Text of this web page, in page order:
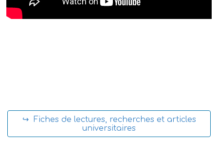
↪ Fiches de lectures, recherches et articles
universitaires